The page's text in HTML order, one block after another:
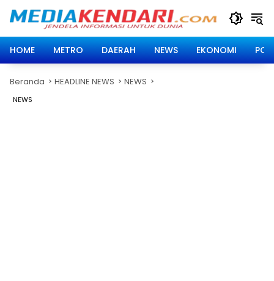
HOME
METRO DAERAH NEWS EKONOMI
Beranda HEADLINE NEWS NEWS
NEWS